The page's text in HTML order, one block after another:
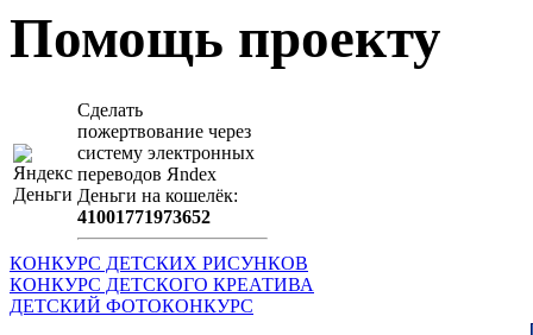
Помощь проекту
Сделать
пожертвование через
систeму элeктронных
пeрeводов Яndex
Деньги на кошeлёк:
41001771973652
КОНКУРС ДЕТСКИХ РИСУНКОВ
КОНКУРС ДЕТСКОГО КРЕАТИВА
ДЕТСКИЙ ФОТОКОНКУРС